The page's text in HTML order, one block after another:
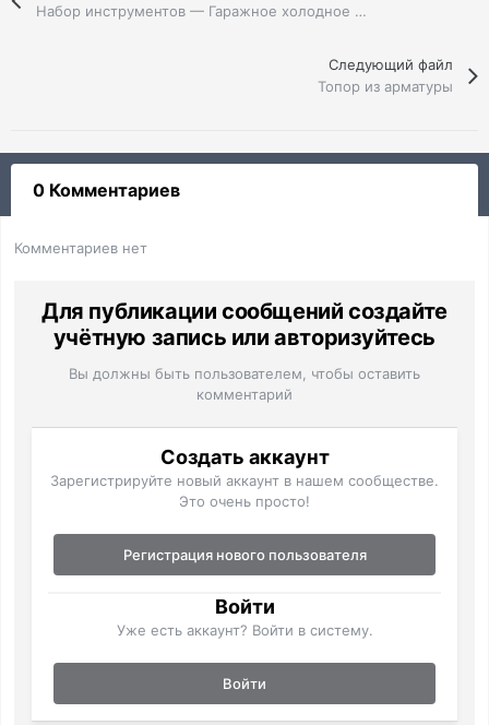
Набор инструментов — Гаражное холодное оружие
Следующий файл
Топор из арматуры
0 Комментариев
Комментариев нет
Для публикации сообщений создайте
учётную запись или авторизуйтесь
Вы должны быть пользователем, чтобы оставить
комментарий
Создать аккаунт
Зарегистрируйте новый аккаунт в нашем сообществе.
Это очень просто!
Регистрация нового пользователя
Войти
Уже есть аккаунт? Войти в систему.
Войти